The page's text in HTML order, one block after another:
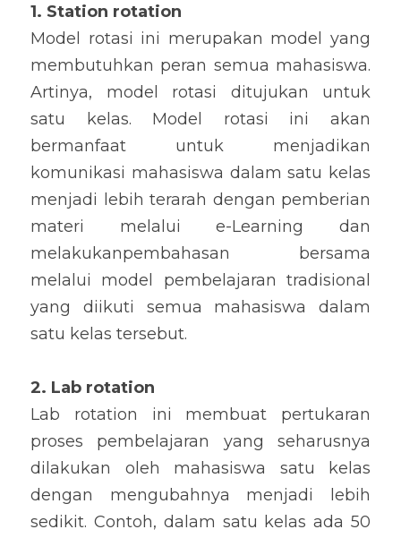
1. Station rotation
Model rotasi ini merupakan model yang
membutuhkan peran semua mahasiswa.
Artinya, model rotasi ditujukan untuk
satu kelas. Model rotasi ini akan
bermanfaat untuk menjadikan
komunikasi mahasiswa dalam satu kelas
menjadi lebih terarah dengan pemberian
materi melalui e-Learning dan
melakukanpembahasan bersama
melalui model pembelajaran tradisional
yang diikuti semua mahasiswa dalam
satu kelas tersebut.
2. Lab rotation
Lab rotation ini membuat pertukaran
proses pembelajaran yang seharusnya
dilakukan oleh mahasiswa satu kelas
dengan mengubahnya menjadi lebih
sedikit. Contoh, dalam satu kelas ada 50